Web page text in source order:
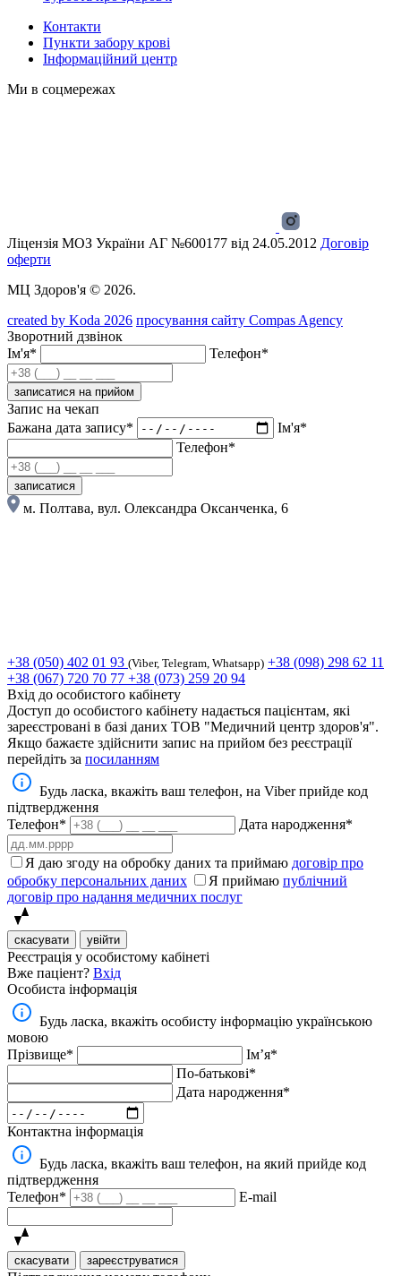
Контакти
Пункти забору крові
Інформаційний центр
Ми в соцмережах
Ліцензія МОЗ України АГ №600177 від 24.05.2012 Договір
оферти
МЦ Здоров'я © 2026.
created by Koda 2026 просування сайту Compas Agency
Зворотний дзвінок
Ім'я*
Телефон*
записатися на прийом
Запис на чекап
Бажана дата запису*
Ім'я*
Телефон*
записатися
м. Полтава, вул. Олександра Оксанченка, 6
+38 (050) 402 01 93 (Viber, Telegram, Whatsapp) +38 (098) 298 62 11
+38 (067) 720 70 77 +38 (073) 259 20 94
Вхід до особистого кабінету
Доступ до особистого кабінету надається пацієнтам, які
зареєстровані в базі даних ТОВ "Медичний центр здоров'я".
Якщо бажаєте здійснити запис на прийом без реєстрації
перейдіть за посиланням
Будь ласка, вкажіть ваш телефон, на Viber прийде код
підтвердження
Телефон*
Дата народження*
Я даю згоду на обробку даних та приймаю договір про
обробку персональних даних
Я приймаю публічний
договір про надання медичних послуг
скасувати увійти
Реєстрація у особистому кабінеті
Вже паціент? Вхід
Особиста інформація
Будь ласка, вкажіть особисту інформацію українською
мовою
Прізвище*
Імʼя*
По-батькові*
Дата народження*
Контактна інформація
Будь ласка, вкажіть ваш телефон, на який прийде код
підтвердження
Телефон*
E-mail
скасувати зареєструватися